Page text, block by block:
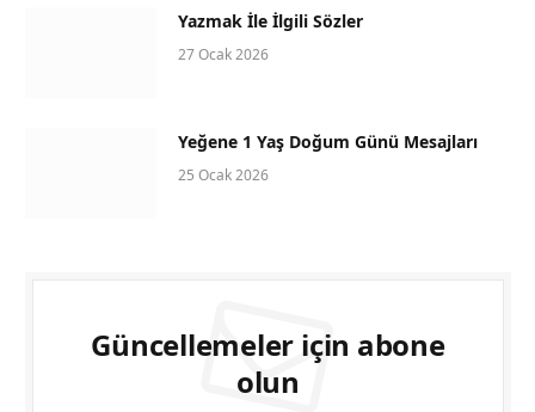
Yazmak İle İlgili Sözler
27 Ocak 2026
Yeğene 1 Yaş Doğum Günü Mesajları
25 Ocak 2026
Güncellemeler için abone
olun